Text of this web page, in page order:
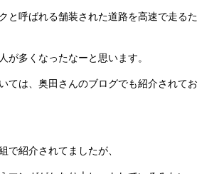
と呼ばれる舗装された道路を高速で走るた
が多くなったなーと思います。
ては、奥田さんのブログでも紹介されてお
で紹介されてましたが、